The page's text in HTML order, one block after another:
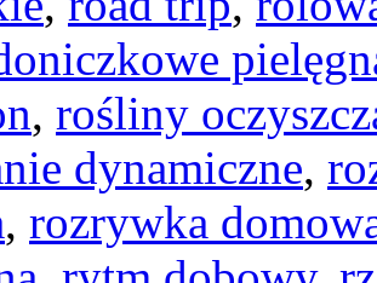
, rośliny
dynamiczne,
, rozrywka